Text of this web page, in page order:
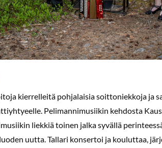
kierrelleitä pohjalaisia soittoniekkoja ja
Pelimannimusiikin kehdosta
liekkiä toinen jalka syvällä
uutta. Tallari konsertoi ja kouluttaa,